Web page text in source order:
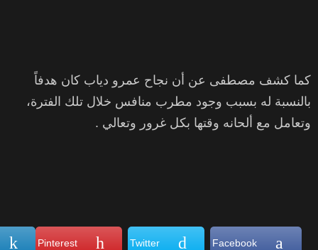
كما كشف مصطفى عن أن نجاح عمرو دياب كان هدفاً
بالنسبة له بسبب وجود مطرب منافس خلال تلك الفترة،
وتعامل مع ألحانه وقتها بكل غرور وتعالي .
Facebook
Twitter
Pinterest